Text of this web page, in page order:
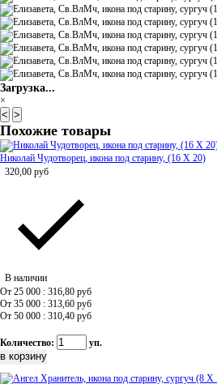
Загрузка...
×
< >
Похожие товары
Николай Чудотворец, икона под старину, (16 Х 20)
320,00 руб
В наличии
От 25 000 : 316,80 руб
От 35 000 : 313,60 руб
От 50 000 : 310,40 руб
Количество: уп.